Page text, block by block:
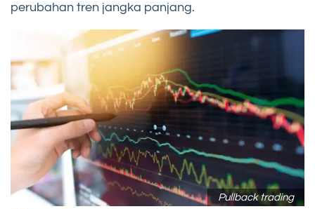
perubahan tren jangka panjang.
Pullback trading